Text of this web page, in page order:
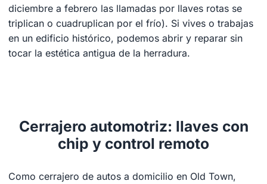
diciembre a febrero las llamadas por llaves rotas se
triplican o cuadruplican por el frío). Si vives o trabajas
en un edificio histórico, podemos abrir y reparar sin
tocar la estética antigua de la herradura.
Cerrajero automotriz: llaves con
chip y control remoto
Como cerrajero de autos a domicilio en Old Town,